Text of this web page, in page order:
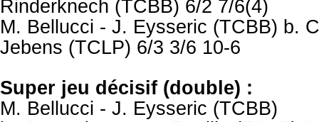
Rinderknech (TCBB) 6/2 7/6(4)
M. Bellucci - J. Eysseric (TCBB) b.
Jebens (TCLP) 6/3 3/6 10-6
Super jeu décisif (double) :
M. Bellucci - J. Eysseric (TCBB)